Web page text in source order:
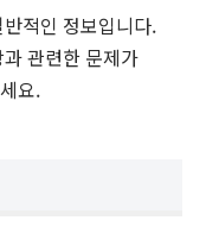
적인 정보입니다.
관련한 문제가
요.